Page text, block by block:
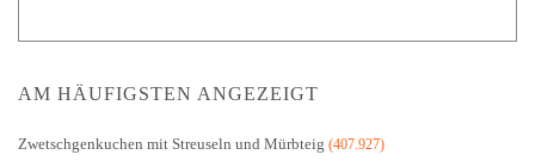
AM HÄUFIGSTEN ANGEZEIGT
Zwetschgenkuchen mit Streuseln und Mürbteig (407.927)